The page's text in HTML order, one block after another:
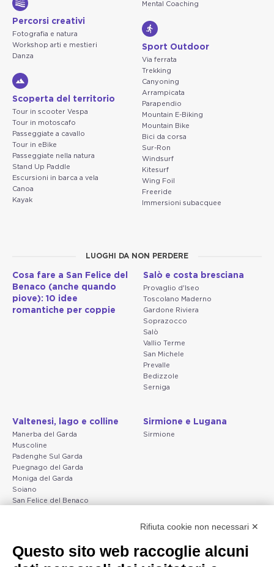
Percorsi creativi
Fotografia e natura
Workshop arti e mestieri
Danza
Scoperta del territorio
Tour in scooter Vespa
Tour in motoscafo
Passeggiate a cavallo
Tour in eBike
Passeggiate nella natura
Stand Up Paddle
Escursioni in barca a vela
Canoa
Kayak
Mental Coaching
Sport Outdoor
Via ferrata
Trekking
Canyoning
Arrampicata
Parapendio
Mountain E-Biking
Mountain Bike
Bici da corsa
Sur-Ron
Windsurf
Kitesurf
Wing Foil
Freeride
Immersioni subacquee
LUOGHI DA NON PERDERE
Cosa fare a San Felice del
Benaco (anche quando
piove): 10 idee
romantiche per coppie
Salò e costa bresciana
Provaglio d'Iseo
Toscolano Maderno
Gardone Riviera
Soprazocco
Salò
Vallio Terme
San Michele
Prevalle
Bedizzole
Serniga
Valtenesi, lago e colline
Manerba del Garda
Muscoline
Padenghe Sul Garda
Puegnago del Garda
Moniga del Garda
Soiano
San Felice del Benaco
Sirmione e Lugana
Sirmione
Peschiera e la costa
veneta
Gargnano e l'Alto Garda
Gargnano
Rifiuta cookie non necessari ✕
Questo sito web raccoglie alcuni